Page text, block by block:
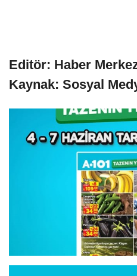
Editör: Haber
Kaynak: Sosyal